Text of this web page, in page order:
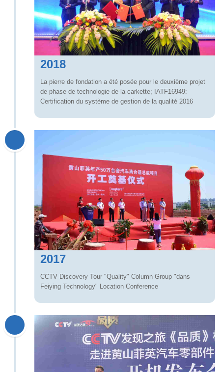
2018
La pierre de fondation a été posée pour le deuxième projet
de phase de technologie de la carkette; IATF16949:
Certification du système de gestion de la qualité 2016
2017
CCTV Discovery Tour "Quality" Column Group "dans
Feiying Technology" Location Conference